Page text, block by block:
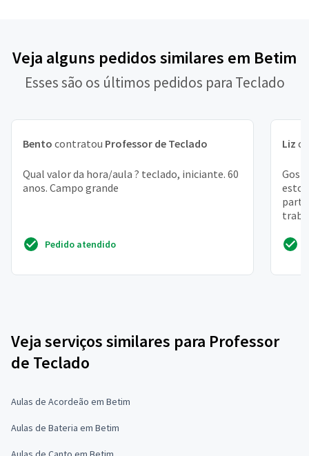
Veja alguns pedidos similares em Betim
Esses são os últimos pedidos para Teclado
Bento contratou Professor de Teclado
Qual valor da hora/aula ? teclado, iniciante. 60
anos. Campo grande
Pedido atendido
Liz
Veja serviços similares para Professor
de Teclado
Aulas de Acordeão em Betim
Aulas de Bateria em Betim